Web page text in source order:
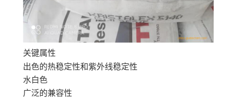
关键属性
出色的热稳定性和紫外线稳定性
水白色
广泛的兼容性